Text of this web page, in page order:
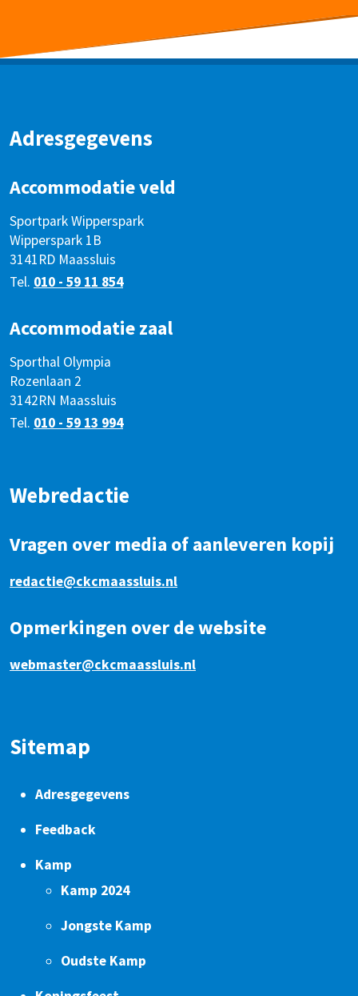
Adresgegevens
Accommodatie veld
Sportpark Wipperspark
Wipperspark 1B
3141RD Maassluis
Tel. 010 - 59 11 854
Accommodatie zaal
Sporthal Olympia
Rozenlaan 2
3142RN Maassluis
Tel. 010 - 59 13 994
Webredactie
Vragen over media of aanleveren kopij
redactie@ckcmaassluis.nl
Opmerkingen over de website
webmaster@ckcmaassluis.nl
Sitemap
Adresgegevens
Feedback
Kamp
Kamp 2024
Jongste Kamp
Oudste Kamp